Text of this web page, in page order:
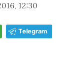
12:30
Telegram